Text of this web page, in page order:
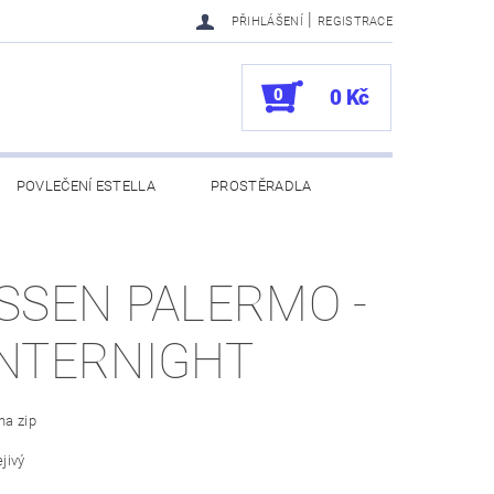
PŘIHLÁŠENÍ | REGISTRACE
0 0 Kč
POVLEČENÍ ESTELLA PROSTĚRADLA
PALERMO -
zip